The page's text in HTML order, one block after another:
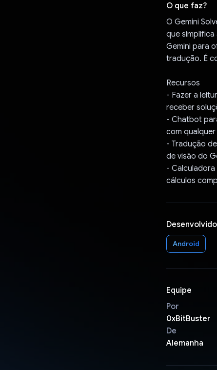
O que faz?
O Gemini
que
Gemini para
tradução. É
Recursos
- Fazer a
receber
- Chatbot
com
- Tradução
de visão do
-
cálculos
Android
Equipe
Por
0xBitBuster
De
Alemanha